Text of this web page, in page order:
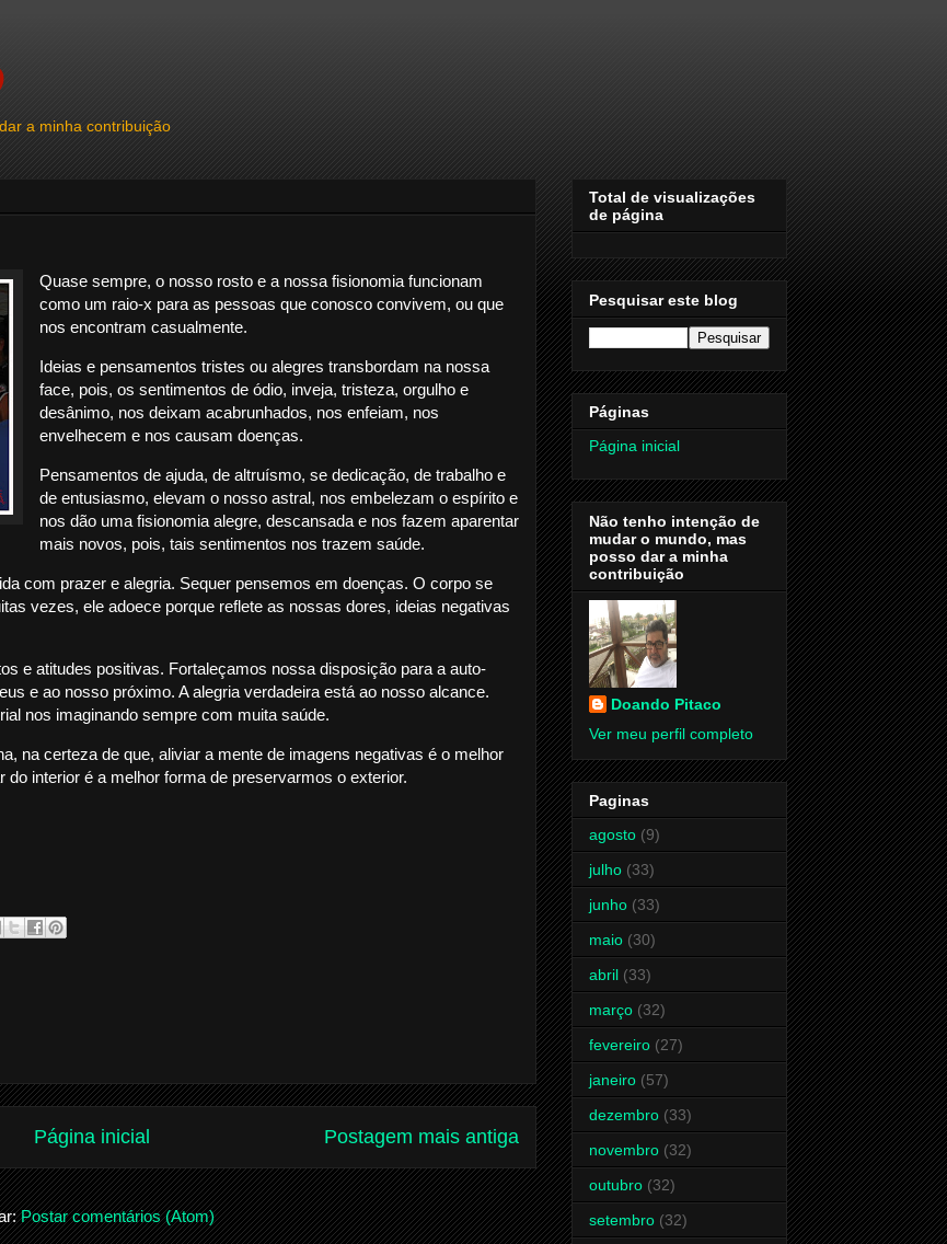
a minha contribuição
Quase sempre, o nosso rosto e a nossa fisionomia funcionam
como um raio-x para as pessoas que conosco convivem, ou que
nos encontram casualmente.
Ideias e pensamentos tristes ou alegres transbordam na nossa
face, pois, os sentimentos de ódio, inveja, tristeza, orgulho e
desânimo, nos deixam acabrunhados, nos enfeiam, nos
envelhecem e nos causam doenças.
Pensamentos de ajuda, de altruísmo, se dedicação, de trabalho e
de entusiasmo, elevam o nosso astral, nos embelezam o espírito e
nos dão uma fisionomia alegre, descansada e nos fazem aparentar
mais novos, pois, tais sentimentos nos trazem saúde.
com prazer e alegria. Sequer pensemos em doenças. O corpo se
vezes, ele adoece porque reflete as nossas dores, ideias negativas
e atitudes positivas. Fortaleçamos nossa disposição para a auto-
e ao nosso próximo. A alegria verdadeira está ao nosso alcance.
nos imaginando sempre com muita saúde.
na certeza de que, aliviar a mente de imagens negativas é o melhor
interior é a melhor forma de preservarmos o exterior.
Postagem mais antiga
Página inicial
Postar comentários (Atom)
Total de visualizações
de página
Pesquisar este blog
Páginas
Página inicial
Não tenho intenção de
mudar o mundo, mas
posso dar a minha
contribuição
Doando Pitaco
Ver meu perfil completo
Paginas
agosto (9)
julho (33)
junho (33)
maio (30)
abril (33)
março (32)
fevereiro (27)
janeiro (57)
dezembro (33)
novembro (32)
outubro (32)
setembro (32)